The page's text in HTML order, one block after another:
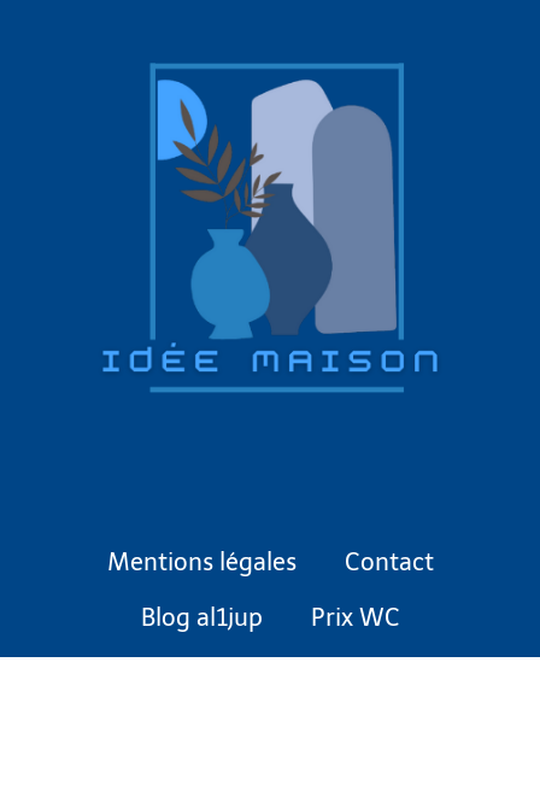
Mentions légales
Contact
Blog al1jup
Prix WC